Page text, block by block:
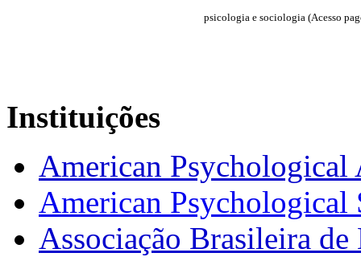
psicologia e sociologia (Acesso
Instituições
American Psychological
American Psychological
Associação Brasileira